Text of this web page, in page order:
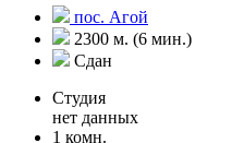
пос. Агой
2300 м. (6 мин.)
Сдан
Студия
нет данных
1 комн.